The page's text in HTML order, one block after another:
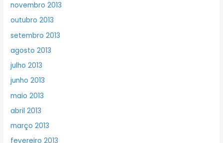
novembro 2013
outubro 2013
setembro 2013
agosto 2013
julho 2013
junho 2013
maio 2013
abril 2013
março 2013
fevereiro 2013